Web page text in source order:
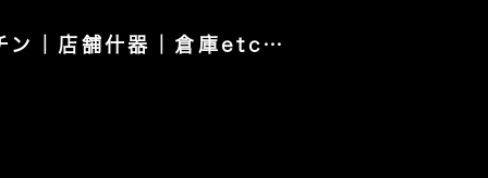
ン｜店舗什器｜倉庫etc…